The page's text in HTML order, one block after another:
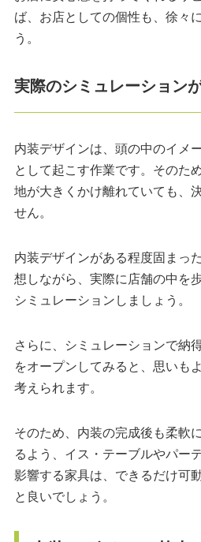
ば、お店としての個性も、徐々
う。
実際のシミュレーション
内装デザインは、頭の中のイメ
として起こす作業です。そのた
地が大きくかけ離れていても、
せん。
内装デザインがある程度固まっ
想しながら、実際に店舗の中を
シミュレーションしましょう。
さらに、シミュレーションで納
をオープンしてみると、思いも
考えられます。
そのため、内装の完成後も柔軟
るよう、イス・テーブルやパー
影響する家具は、できるだけ可
と良いでしょう。